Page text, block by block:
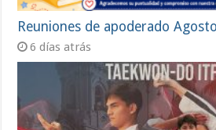
Reuniones de apoderado
6 días atrás